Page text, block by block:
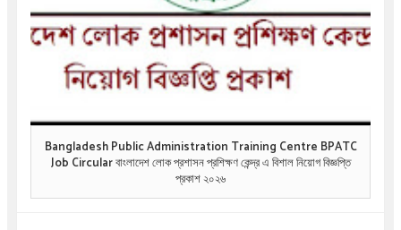
Bangladesh Public Administration Training Centre BPATC
Job Circular বাংলাদেশ লোক প্রশাসন প্রশিক্ষণ কেন্দ্র এ বিশাল নিয়োগ বিজ্ঞপ্তি
প্রকাশ ২০২৬